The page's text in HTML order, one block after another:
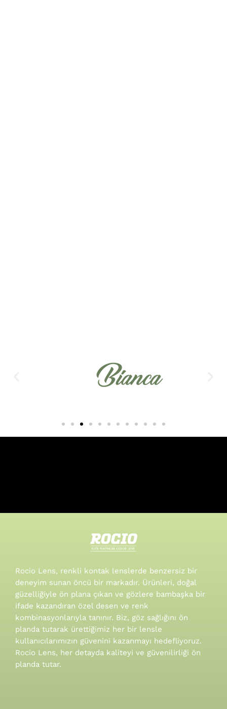
Rocio Lens, renkli kontak lenslerde benzersiz bir
deneyim sunan öncü bir markadır. Ürünleri, doğal
güzelliğiyle ön plana çıkan ve gözlere bambaşka bir
ifade kazandıran özel desen ve renk
kombinasyonlarıyla tanınır. Biz, göz sağlığını ön
planda tutarak ürettiğimiz her bir lensle
kullanıcılarımızın güvenini kazanmayı hedefliyoruz.
Rocio Lens, her detayda kaliteyi ve güvenilirliği ön
planda tutar.